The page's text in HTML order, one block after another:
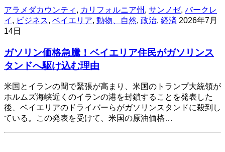
アラメダカウンティ , カリフォルニア州 , サンノゼ, バークレ
イ , ビジネス, ベイエリア, 動物、自然, 政治, 経済 2026年7月
14日
ガソリン価格急騰！ベイエリア住民がガソリンス
タンドへ駆け込む理由
米国とイランの間で緊張が高まり、米国のトランプ大統領が
ホルムズ海峡近くのイランの港を封鎖することを発表した
後、ベイエリアのドライバーらがガソリンスタンドに殺到し
ている。この発表を受けて、米国の原油価格…